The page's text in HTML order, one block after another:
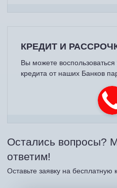
КРЕДИТ И
Вы можете воспользоваться
кредита от наших Банков
Остались вопросы?
ответим!
Оставьте заявку на бесплатную